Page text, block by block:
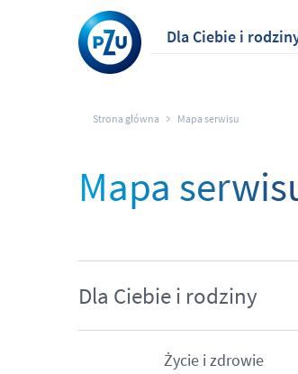
Dla Ciebie i
Strona główna Mapa serwisu
Mapa
Dla Ciebie i rodziny
Życie i zdrowie